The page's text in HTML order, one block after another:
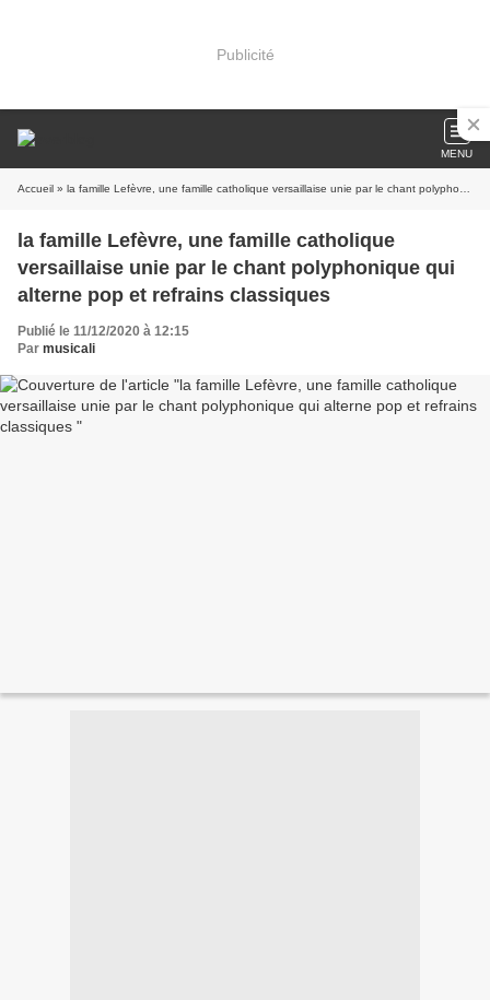
Publicité
MENU
Accueil » la famille Lefèvre, une famille catholique versaillaise unie par le chant polyphonique qui alterne pop et refrains classiques
la famille Lefèvre, une famille catholique
versaillaise unie par le chant polyphonique qui
alterne pop et refrains classiques
Publié le 11/12/2020 à 12:15
Par musicali